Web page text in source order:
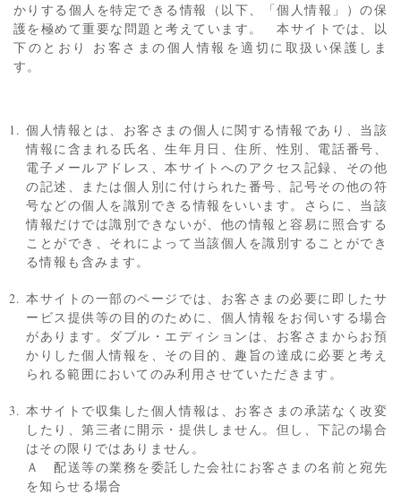
かりする個人を特定できる情報（以下、「個人情報」）の保
護を極めて重要な問題と考えています。 本サイトでは、以
下のとおり お客さまの個人情報を適切に取扱い保護しま
す。
個人情報とは、お客さまの個人に関する情報であり、当該
情報に含まれる氏名、生年月日、住所、性別、電話番号、
電子メールアドレス、本サイトへのアクセス記録、その他
の記述、または個人別に付けられた番号、記号その他の符
号などの個人を識別できる情報をいいます。さらに、当該
情報だけでは識別できないが、他の情報と容易に照合する
ことができ、それによって当該個人を識別することができ
る情報も含みます。
本サイトの一部のページでは、お客さまの必要に即したサ
ービス提供等の目的のために、個人情報をお伺いする場合
があります。ダブル・エディションは、お客さまからお預
かりした個人情報を、その目的、趣旨の達成に必要と考え
られる範囲においてのみ利用させていただきます。
本サイトで収集した個人情報は、お客さまの承諾なく改変
したり、第三者に開示・提供しません。但し、下記の場合
はその限りではありません。
Ａ 配送等の業務を委託した会社にお客さまの名前と宛先
を知らせる場合